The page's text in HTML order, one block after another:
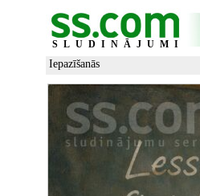
SLUDINĀJUMI
Iepazīšanās